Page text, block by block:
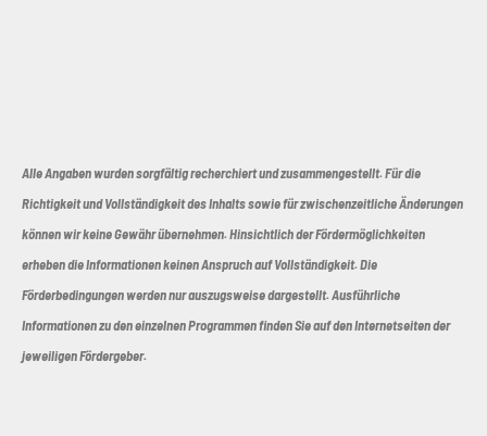
Alle Angaben wurden sorgfältig recherchiert und zusammengestellt. Für die
Richtigkeit und Vollständigkeit des Inhalts sowie für zwischenzeitliche Änderungen
können wir keine Gewähr übernehmen. Hinsichtlich der Fördermöglichkeiten
erheben die Informationen keinen Anspruch auf Vollständigkeit. Die
Förderbedingungen werden nur auszugsweise dargestellt. Ausführliche
Informationen zu den einzelnen Programmen finden Sie auf den Internetseiten der
jeweiligen Fördergeber.